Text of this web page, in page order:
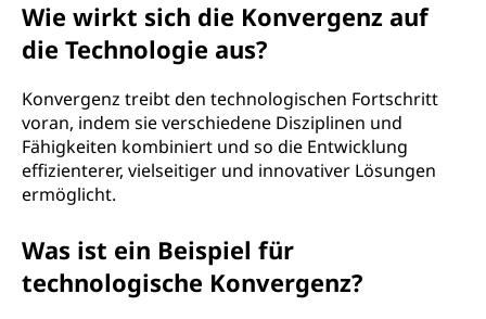
Wie wirkt sich die Konvergenz auf
die Technologie aus?
Konvergenz treibt den technologischen Fortschritt
voran, indem sie verschiedene Disziplinen und
Fähigkeiten kombiniert und so die Entwicklung
effizienterer, vielseitiger und innovativer Lösungen
ermöglicht.
Was ist ein Beispiel für
technologische Konvergenz?